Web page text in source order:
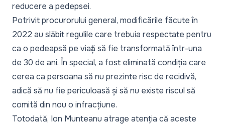
reducere a pedepsei.
Potrivit procurorului general, modificările făcute în
2022 au slăbit regulile care trebuia respectate pentru
ca o pedeapsă pe viață să fie transformată într-una
de 30 de ani. În special, a fost eliminată condiția care
cerea ca persoana să nu prezinte risc de recidivă,
adică să nu fie periculoasă și să nu existe riscul să
comită din nou o infracțiune.
Totodată, Ion Munteanu atrage atenția că aceste